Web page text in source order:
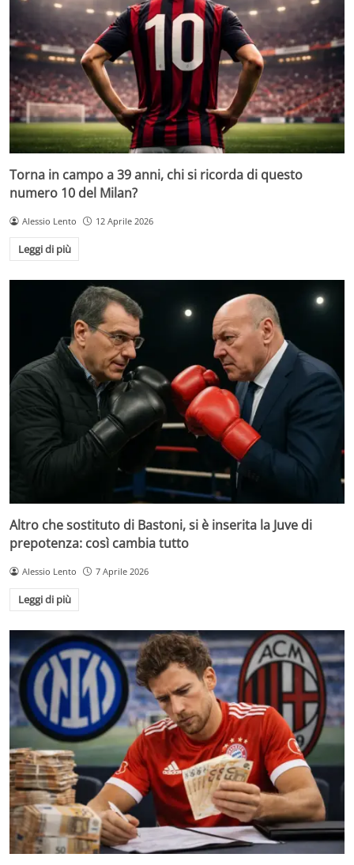
Torna in campo a 39 anni, chi si ricorda di questo
numero 10 del Milan?
Alessio Lento 12 Aprile 2026
Leggi di più
Altro che sostituto di Bastoni, si è inserita la Juve di
prepotenza: così cambia tutto
Alessio Lento 7 Aprile 2026
Leggi di più